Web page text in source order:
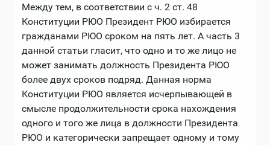
Между тем, в соответствии с ч. 2 ст. 48
Конституции РЮО Президент РЮО избирается
гражданами РЮО сроком на пять лет. А часть 3
данной статьи гласит, что одно и то же лицо не
может занимать должность Президента РЮО
более двух сроков подряд. Данная норма
Конституции РЮО является исчерпывающей в
смысле продолжительности срока нахождения
одного и того же лица в должности Президента
РЮО и категорически запрещает одному и тому